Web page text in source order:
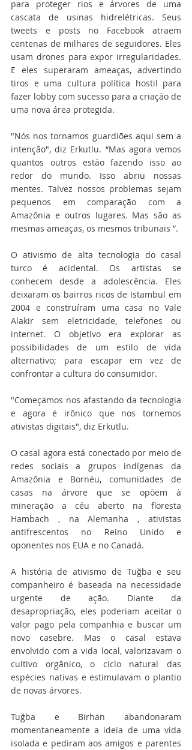
para proteger rios e árvores de uma
cascata de usinas hidrelétricas. Seus
tweets e posts no Facebook atraem
centenas de milhares de seguidores. Eles
usam drones para expor irregularidades.
E eles superaram ameaças, advertindo
tiros e uma cultura política hostil para
fazer lobby com sucesso para a criação de
uma nova área protegida.
"Nós nos tornamos guardiões aqui sem a
intenção", diz Erkutlu. “Mas agora vemos
quantos outros estão fazendo isso ao
redor do mundo. Isso abriu nossas
mentes. Talvez nossos problemas sejam
pequenos em comparação com a
Amazônia e outros lugares. Mas são as
mesmas ameaças, os mesmos tribunais ”.
O ativismo de alta tecnologia do casal
turco é acidental. Os artistas se
conhecem desde a adolescência. Eles
deixaram os bairros ricos de Istambul em
2004 e construíram uma casa no Vale
Alakir sem eletricidade, telefones ou
internet. O objetivo era explorar as
possibilidades de um estilo de vida
alternativo; para escapar em vez de
confrontar a cultura do consumidor.
"Começamos nos afastando da tecnologia
e agora é irônico que nos tornemos
ativistas digitais", diz Erkutlu.
O casal agora está conectado por meio de
redes sociais a grupos indígenas da
Amazônia e Bornéu, comunidades de
casas na árvore que se opõem à
mineração a céu aberto na floresta
Hambach , na Alemanha , ativistas
antifrescentos no Reino Unido e
oponentes nos EUA e no Canadá.
A história de ativismo de Tuğba e seu
companheiro é baseada na necessidade
urgente de ação. Diante da
desapropriação, eles poderiam aceitar o
valor pago pela companhia e buscar um
novo casebre. Mas o casal estava
envolvido com a vida local, valorizavam o
cultivo orgânico, o ciclo natural das
espécies nativas e estimulavam o plantio
de novas árvores.
Tuğba e Birhan abandonaram
momentaneamente a ideia de uma vida
isolada e pediram aos amigos e parentes